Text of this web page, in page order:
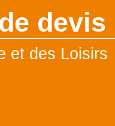
devis
et des Loisirs